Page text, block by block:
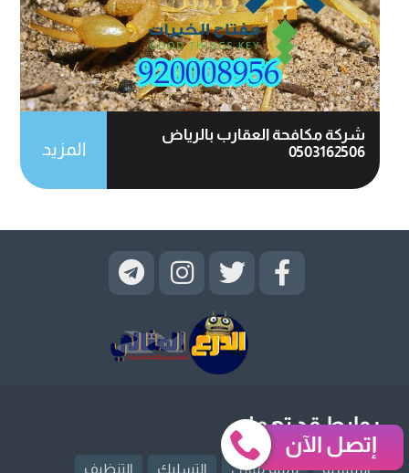
شركة مكافحة العقارب بالرياض
0503162506
المزيد
روابط قد تهمك
الرئيسية ترميم منازل التسليك التنظيف
إتصل الآن